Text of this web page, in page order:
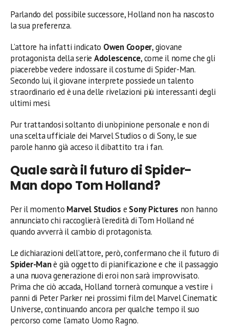
Parlando del possibile successore, Holland non ha nascosto
la sua preferenza.
L’attore ha infatti indicato Owen Cooper, giovane
protagonista della serie Adolescence, come il nome che gli
piacerebbe vedere indossare il costume di Spider-Man.
Secondo lui, il giovane interprete possiede un talento
straordinario ed è una delle rivelazioni più interessanti degli
ultimi mesi.
Pur trattandosi soltanto di un’opinione personale e non di
una scelta ufficiale dei Marvel Studios o di Sony, le sue
parole hanno già acceso il dibattito tra i fan.
Quale sarà il futuro di Spider-
Man dopo Tom Holland?
Per il momento Marvel Studios e Sony Pictures non hanno
annunciato chi raccoglierà l’eredità di Tom Holland né
quando avverrà il cambio di protagonista.
Le dichiarazioni dell’attore, però, confermano che il futuro di
Spider-Manè già oggetto di pianificazione e che il passaggio
a una nuova generazione di eroi non sarà improvvisato.
Prima che ciò accada, Holland tornerà comunque a vestire i
panni di Peter Parker nei prossimi film del Marvel Cinematic
Universe, continuando ancora per qualche tempo il suo
percorso come l’amato Uomo Ragno.